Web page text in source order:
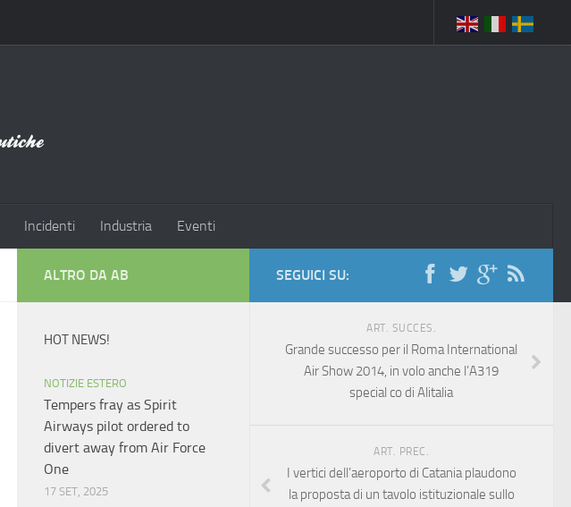
Incidenti Industria Eventi
SEGUICI SU:
ART. SUCCES.
Grande successo per il Roma International
Air Show 2014, in volo anche l’A319
special co di Alitalia
ART. PREC.
I vertici dell’aeroporto di Catania plaudono
la proposta di un tavolo istituzionale sullo
ALTRO DA AB
HOT NEWS!
NOTIZIE ESTERO
Tempers fray as Spirit
Airways pilot ordered to
divert away from Air Force
One
17 SET, 2025